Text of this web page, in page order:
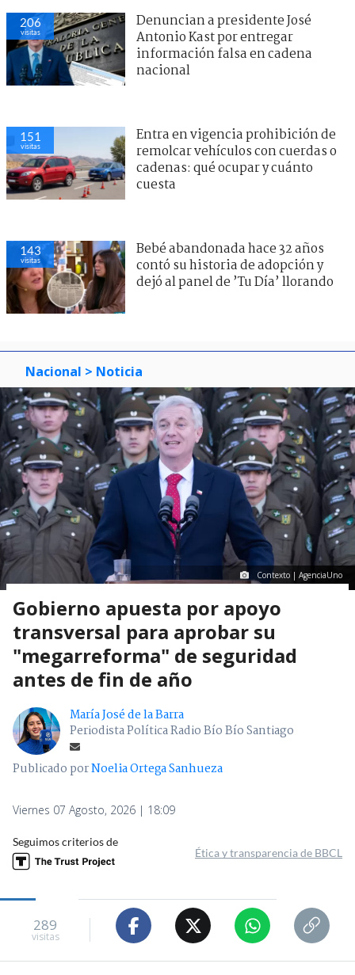
206
visitas
Denuncian a presidente José
Antonio Kast por entregar
información falsa en cadena
nacional
151
visitas
Entra en vigencia prohibición de
remolcar vehículos con cuerdas o
cadenas: qué ocupar y cuánto
cuesta
143
visitas
Bebé abandonada hace 32 años
contó su historia de adopción y
dejó al panel de ’Tu Día’ llorando
Nacional > Noticia
Contexto | AgenciaUno
Gobierno apuesta por apoyo
transversal para aprobar su
"megarreforma" de seguridad
antes de fin de año
María José de la Barra
Periodista Política Radio Bío Bío Santiago
Publicado porNoelia Ortega Sanhueza
Viernes 07 Agosto, 2026 | 18:09
Seguimos criterios de
Ética y transparencia de BBCL
289
visitas